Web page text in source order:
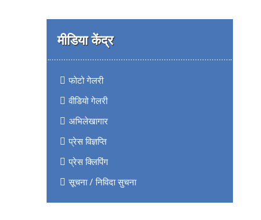
मीडिया केंद्र
फोटो गेलरी
वीडियो गेलरी
अभिलेखागार
प्रेस विज्ञप्ति
प्रेस क्लिपिंग
सूचना / निविदा सुचना